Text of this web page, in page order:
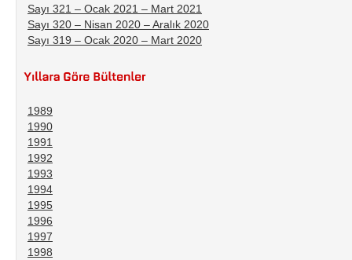
Sayı 321 – Ocak 2021 – Mart 2021
Sayı 320 – Nisan 2020 – Aralık 2020
Sayı 319 – Ocak 2020 – Mart 2020
1989
1990
1991
1992
1993
1994
1995
1996
1997
1998